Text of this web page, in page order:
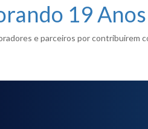
19
e parceiros por contribuirem